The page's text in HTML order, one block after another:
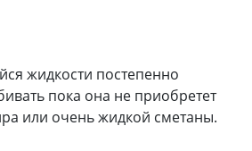
жидкости постепенно
пока она не приобретет
или очень жидкой сметаны.